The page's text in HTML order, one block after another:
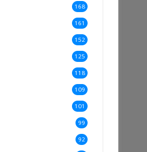
168
161
152
125
118
109
101
99
92